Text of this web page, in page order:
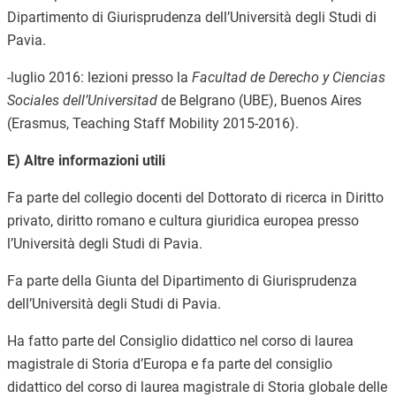
Dipartimento di Giurisprudenza dell’Università degli Studi di
Pavia.
-luglio 2016: lezioni presso la Facultad de Derecho y Ciencias
Sociales dell’Universitadde Belgrano (UBE), Buenos Aires
(Erasmus, Teaching Staff Mobility 2015-2016).
E) Altre informazioni utili
Fa parte del collegio docenti del Dottorato di ricerca in Diritto
privato, diritto romano e cultura giuridica europea presso
l’Università degli Studi di Pavia.
Fa parte della Giunta del Dipartimento di Giurisprudenza
dell’Università degli Studi di Pavia.
Ha fatto parte del Consiglio didattico nel corso di laurea
magistrale di Storia d’Europa e fa parte del consiglio
didattico del corso di laurea magistrale di Storia globale delle